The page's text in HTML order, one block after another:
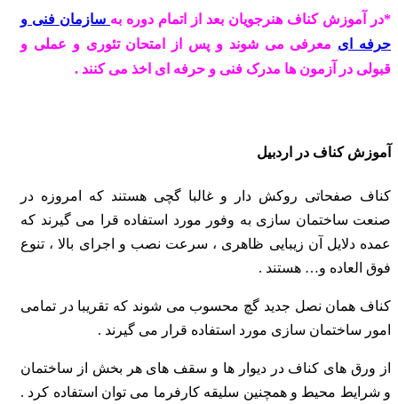
*در آموزش کناف هنرجویان بعد از اتمام دوره به سازمان فنی و
حرفه ای معرفی می شوند و پس از امتحان تئوری و عملی و
قبولی در آزمون ها مدرک فنی و حرفه ای اخذ می کنند .
آموزش کناف در اردبیل
کناف صفحاتی روکش دار و غالبا گچی هستند که امروزه در
صنعت ساختمان سازی به وفور مورد استفاده قرا می گیرند که
عمده دلایل آن زیبایی ظاهری ، سرعت نصب و اجرای بالا ، تنوع
فوق العاده و… هستند .
کناف همان نصل جدید گچ محسوب می شوند که تقریبا در تمامی
امور ساختمان سازی مورد استفاده قرار می گیرند .
از ورق های کناف در دیوار ها و سقف های هر بخش از ساختمان
و شرایط محیط و همچنین سلیقه کارفرما می توان استفاده کرد .